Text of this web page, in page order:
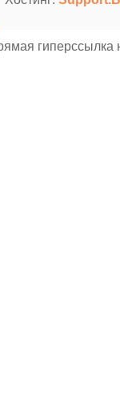
гиперссылка